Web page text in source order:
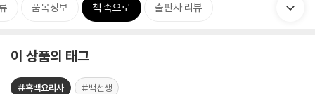
품목정보 책 속으로 출판사 리뷰
이 상품의 태그
#흑백요리사 #백선생